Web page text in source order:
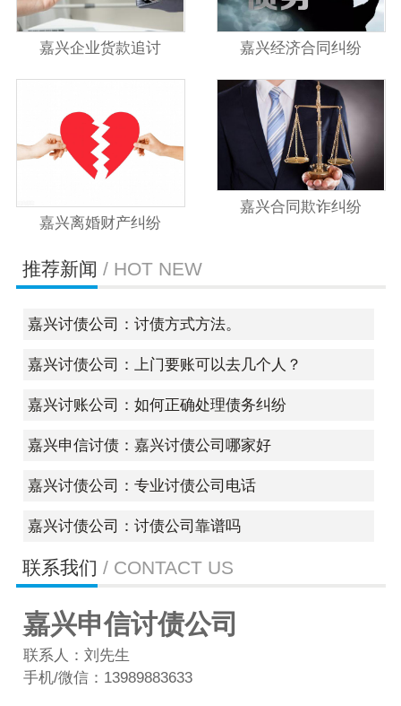
嘉兴企业货款追讨 嘉兴经济合同纠纷
嘉兴离婚财产纠纷
嘉兴合同欺诈纠纷
推荐新闻 / HOT NEW
嘉兴讨债公司：讨债方式方法。
嘉兴讨债公司：上门要账可以去几个人？
嘉兴讨账公司：如何正确处理债务纠纷
嘉兴申信讨债：嘉兴讨债公司哪家好
嘉兴讨债公司：专业讨债公司电话
嘉兴讨债公司：讨债公司靠谱吗
联系我们 / CONTACT US
嘉兴申信讨债公司
联系人：刘先生
手机/微信：13989883633